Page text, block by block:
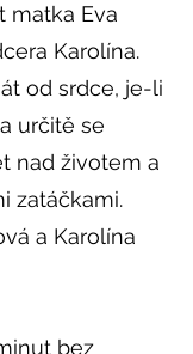
matka Eva
Karolína.
od srdce, je-li
určitě se
nad životem a
zatáčkami.
a Karolína
bez